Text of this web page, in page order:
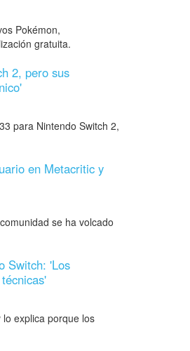
Pokémon,
gratuita.
2, pero sus
para Nintendo Switch 2,
en Metacritic y
se ha volcado
Switch: 'Los
explica porque los